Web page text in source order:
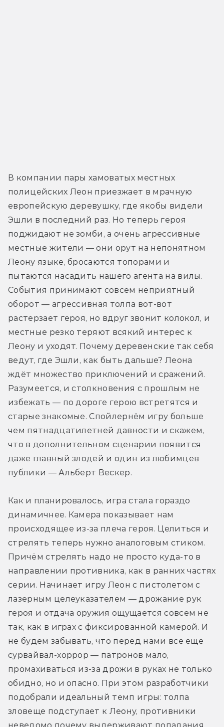
В компании пары хамоватых местных
полицейских Леон приезжает в мрачную
европейскую деревушку, где якобы видели
Эшли в последний раз. Но теперь героя
поджидают не зомби, а очень агрессивные
местные жители — они орут на непонятном
Леону языке, бросаются топорами и
пытаются насадить нашего агента на вилы.
События принимают совсем неприятный
оборот — агрессивная толпа вот-вот
растерзает героя, но вдруг звонит колокол, и
местные резко теряют всякий интерес к
Леону и уходят. Почему деревенские так себя
ведут, где Эшли, как быть дальше? Леона
ждёт множество приключений и сражений.
Разумеется, и столкновения с прошлым не
избежать — по дороге герою встретятся и
старые знакомые. Спойлернём игру больше
чем пятнадцатилетней давности и скажем,
что в дополнительном сценарии появится
даже главный злодей и один из любимцев
публики — Альберт Вескер.
Как и планировалось, игра стала гораздо
динамичнее. Камера показывает нам
происходящее из-за плеча героя. Целиться и
стрелять теперь нужно аналоговым стиком.
Причём стрелять надо не просто куда-то в
направлении противника, как в ранних частях
серии. Начинает игру Леон с пистолетом с
лазерным целеуказателем — дрожание рук
героя и отдача оружия ощущается совсем не
так, как в играх с фиксированной камерой. И
не будем забывать, что перед нами всё ещё
сурвайвал-хоррор — патронов мало,
промахиваться из-за дрожи в руках не только
обидно, но и опасно. При этом разработчики
подобрали идеальный темп игры: толпа
зловеще подступает к Леону, противники